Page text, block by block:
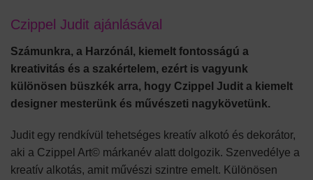
Czippel Judit ajánlásával
Számunkra, a Harzónál, kiemelt fontosságú a
kreativitás és a szakértelem, ezért is vagyunk
különösen büszkék arra, hogy Czippel Judit a kiemelt
designer mesterünk és művészeti nagykövetünk.
Judit egy rendkívül tehetséges kreatív alkotó és dekorátor,
aki a Czippel Art© márkanév alatt dolgozik. Szenvedélye a
kreatív alkotás, amit művészi szintre emelt. Különösen